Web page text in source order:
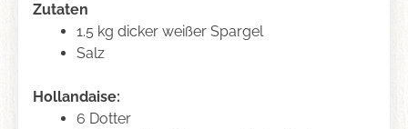
Zutaten
1.5 kg dicker weißer Spargel
Salz
Hollandaise:
6 Dotter